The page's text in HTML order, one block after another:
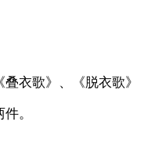
衣歌》、《脱衣歌》
。